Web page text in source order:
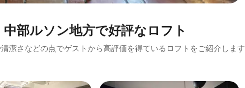
中部ルソン地方で好評なロフト
潔さなどの点でゲストから高評価を得ているロフトをご紹介します